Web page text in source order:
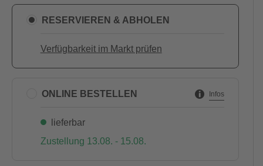
RESERVIEREN & ABHOLEN
Verfügbarkeit im Markt prüfen
ONLINE BESTELLEN Infos
lieferbar
Zustellung 13.08. - 15.08.